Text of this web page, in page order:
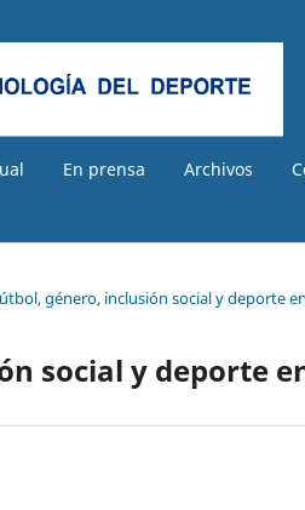
En prensa Archivos
género, inclusión social y deporte
social y deporte